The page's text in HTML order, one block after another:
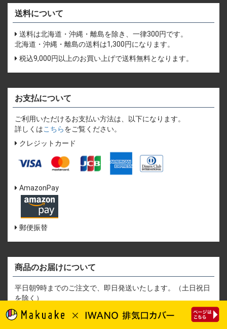
送料について
送料は北海道・沖縄・離島を除き、一律300円です。
北海道・沖縄・離島の送料は1,300円になります。
税込9,000円以上のお買い上げで送料無料となります。
お支払について
ご利用いただけるお支払い方法は、以下になります。
詳しくはこちらをご覧ください。
クレジットカード
AmazonPay
郵便振替
商品のお届けについて
平日朝9時までのご注文で、即日発送いたします。（土日祝日
を除く）
なお、セール期間など注文数が増加する時期や、道路の混